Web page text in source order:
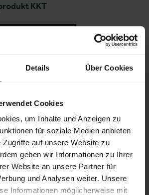
Details Über Cookies
Cookies
um Inhalte und Anzeigen zu
für soziale Medien anbieten
Zugriffe auf unsere Website zu
geben wir Informationen zu Ihrer
Website an unsere Partner für
und Analysen weiter. Unsere
Informationen möglicherweise mit
KKT
AUSSTELLER
1